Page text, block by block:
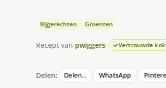
Bijgerechten Groenten
Recept van pwiggers Vertrouwde kok
Delen: Delen… WhatsApp